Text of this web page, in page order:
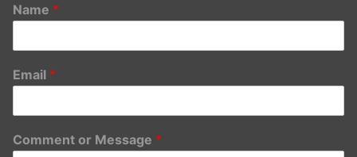
Name *
Email *
Comment or Message *